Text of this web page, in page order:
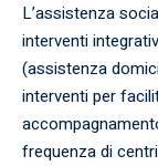
L’assistenza
interventi
(assistenza
interventi per
frequenza di